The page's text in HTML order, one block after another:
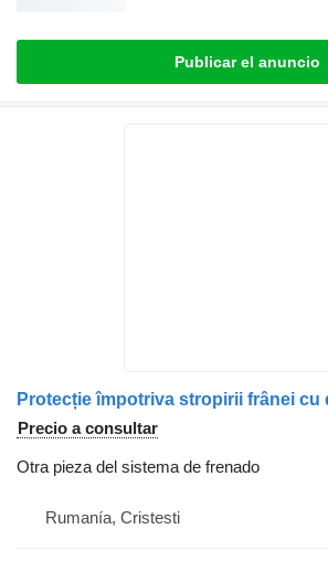
Publicar el anuncio
Precio a consultar
Otra pieza del sistema de frenado
Rumanía, Cristesti